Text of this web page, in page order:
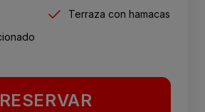
Terraza con hamacas
RESERVAR